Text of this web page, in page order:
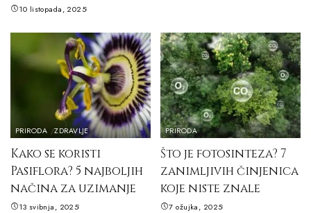
10 listopada, 2025
PRIRODA ZDRAVLJE
Kako se koristi
Pasiflora? 5 najboljih
načina za uzimanje
13 svibnja, 2025
PRIRODA
Što je fotosinteza? 7
zanimljivih činjenica
koje niste znale
7 ožujka, 2025